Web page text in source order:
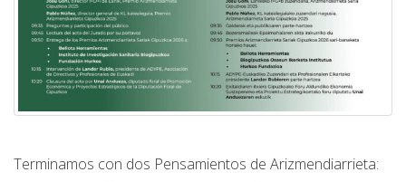
Terminamos con dos Pensamientos de Arizmendiarrieta: